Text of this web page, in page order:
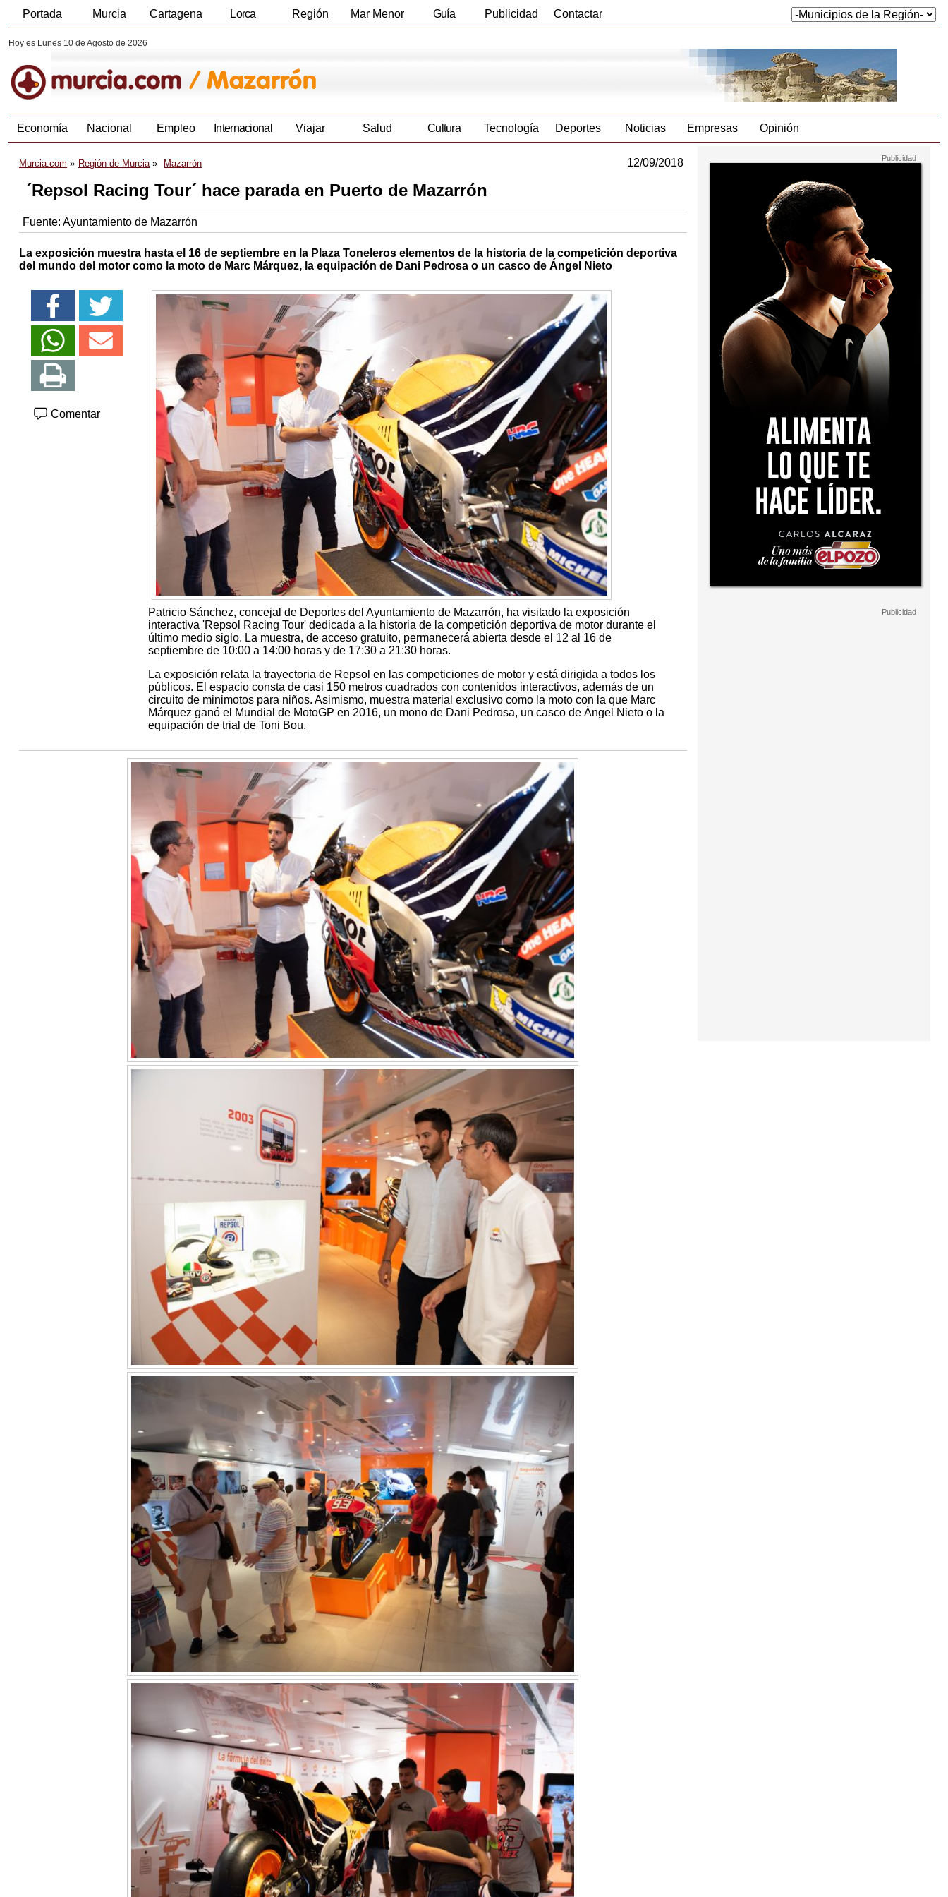
Portada Murcia Cartagena Lorca Región Mar Menor Guía Publicidad Contactar
Hoy es Lunes 10 de Agosto de 2026
Economía Nacional Empleo Internacional Viajar Salud Cultura Tecnología Deportes Noticias Empresas Opinión
Murcia.com Región de Murcia Mazarrón 12/09/2018
´Repsol Racing Tour´ hace parada en Puerto de Mazarrón
Fuente: Ayuntamiento de Mazarrón
La exposición muestra hasta el 16 de septiembre en la Plaza Toneleros elementos de la historia de la competición deportiva
del mundo del motor como la moto de Marc Márquez, la equipación de Dani Pedrosa o un casco de Ángel Nieto
Comentar
Patricio Sánchez, concejal de Deportes del Ayuntamiento de Mazarrón, ha visitado la exposición
interactiva 'Repsol Racing Tour' dedicada a la historia de la competición deportiva de motor durante el
último medio siglo. La muestra, de acceso gratuito, permanecerá abierta desde el 12 al 16 de
septiembre de 10:00 a 14:00 horas y de 17:30 a 21:30 horas.
La exposición relata la trayectoria de Repsol en las competiciones de motor y está dirigida a todos los
públicos. El espacio consta de casi 150 metros cuadrados con contenidos interactivos, además de un
circuito de minimotos para niños. Asimismo, muestra material exclusivo como la moto con la que Marc
Márquez ganó el Mundial de MotoGP en 2016, un mono de Dani Pedrosa, un casco de Ángel Nieto o la
equipación de trial de Toni Bou.